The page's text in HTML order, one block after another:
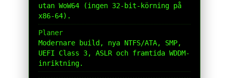
utan WoW64 (ingen 32-bit-körning på
x86-64).
Planer
Modernare build, nya NTFS/ATA, SMP,
UEFI Class 3, ASLR och framtida WDDM-
inriktning.